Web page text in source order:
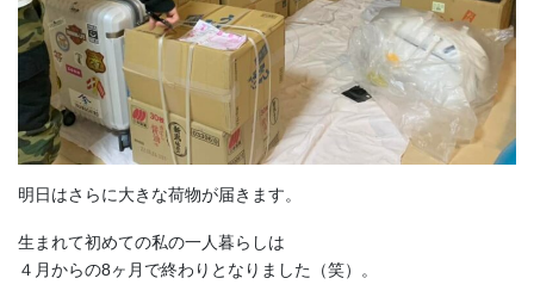
明日はさらに大きな荷物が届きます。
生まれて初めての私の一人暮らしは
４月からの8ヶ月で終わりとなりました（笑）。